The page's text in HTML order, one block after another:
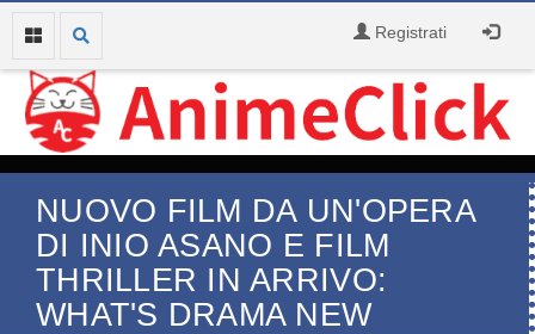
Registrati
NUOVO FILM DA UN'OPERA
DI INIO ASANO E FILM
THRILLER IN ARRIVO:
WHAT'S DRAMA NEW